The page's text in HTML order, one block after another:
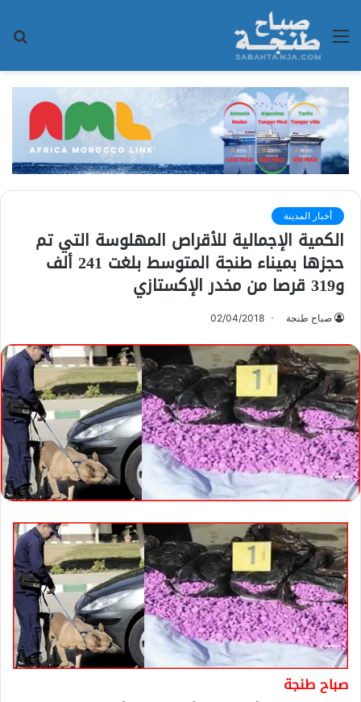
القائمة
أخبار المدينة
الكمية الإجمالية للأقراص المهلوسة التي تم
حجزها بميناء طنجة المتوسط بلغت 241 ألف
و319 قرصا من مخدر الإكستازي
صباح طنجة 02/04/2018
صباح طنجة